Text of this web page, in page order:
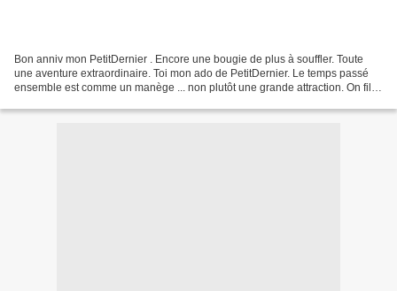
Bon anniv mon PetitDernier . Encore une bougie de plus à souffler. Toute
une aventure extraordinaire. Toi mon ado de PetitDernier. Le temps passé
ensemble est comme un manège ... non plutôt une grande attraction. On file